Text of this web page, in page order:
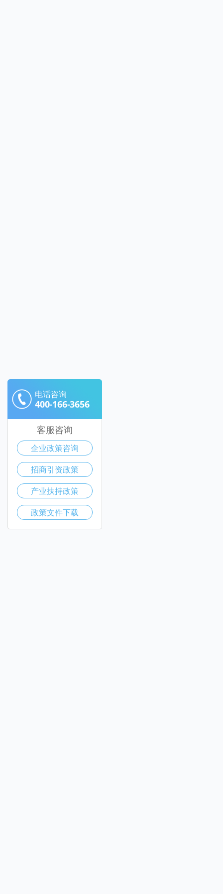
电话咨询
400-166-3656
客服咨询
企业政策咨询
招商引资政策
产业扶持政策
政策文件下载